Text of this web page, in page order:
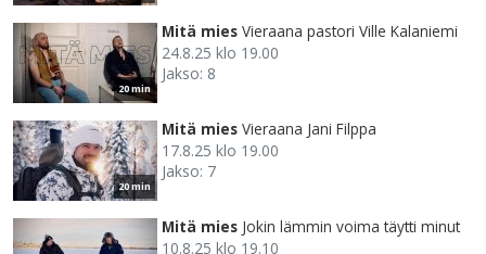
20 min
Mitä mies Vieraana pastori Ville Kalaniemi
24.8.25 klo 19.00
Jakso: 8
20 min
Mitä mies Vieraana Jani Filppa
17.8.25 klo 19.00
Jakso: 7
Mitä mies Jokin lämmin voima täytti minut
10.8.25 klo 19.10